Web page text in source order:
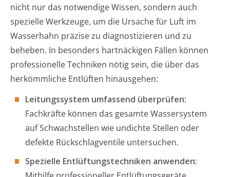
nicht nur das notwendige Wissen, sondern auch
spezielle Werkzeuge, um die Ursache für Luft im
Wasserhahn präzise zu diagnostizieren und zu
beheben. In besonders hartnäckigen Fällen können
professionelle Techniken nötig sein, die über das
herkömmliche Entlüften hinausgehen:
Leitungssystem umfassend überprüfen:
Fachkräfte können das gesamte Wassersystem
auf Schwachstellen wie undichte Stellen oder
defekte Rückschlagventile untersuchen.
Spezielle Entlüftungstechniken anwenden: